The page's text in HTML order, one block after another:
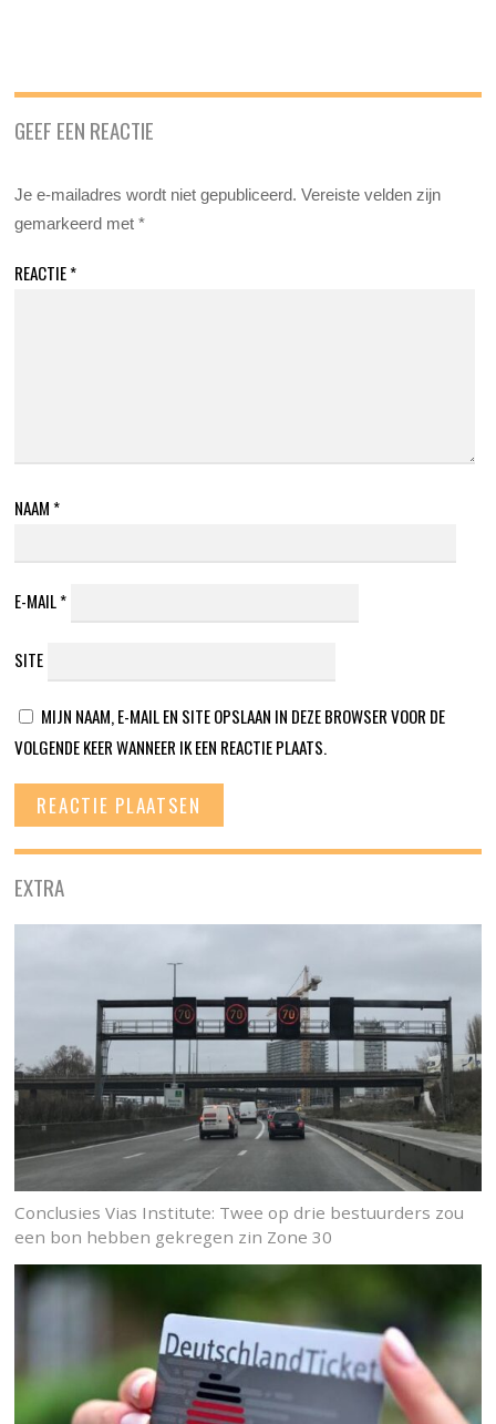
GEEF EEN REACTIE
Je e-mailadres wordt niet gepubliceerd. Vereiste velden zijn
gemarkeerd met*
REACTIE*
NAAM *
E-MAIL*
SITE
MIJN NAAM, E-MAIL EN SITE OPSLAAN IN DEZE BROWSER VOOR DE
VOLGENDE KEER WANNEER IK EEN REACTIE PLAATS.
EXTRA
Conclusies Vias Institute: Twee op drie bestuurders zou
een bon hebben gekregen zin Zone 30